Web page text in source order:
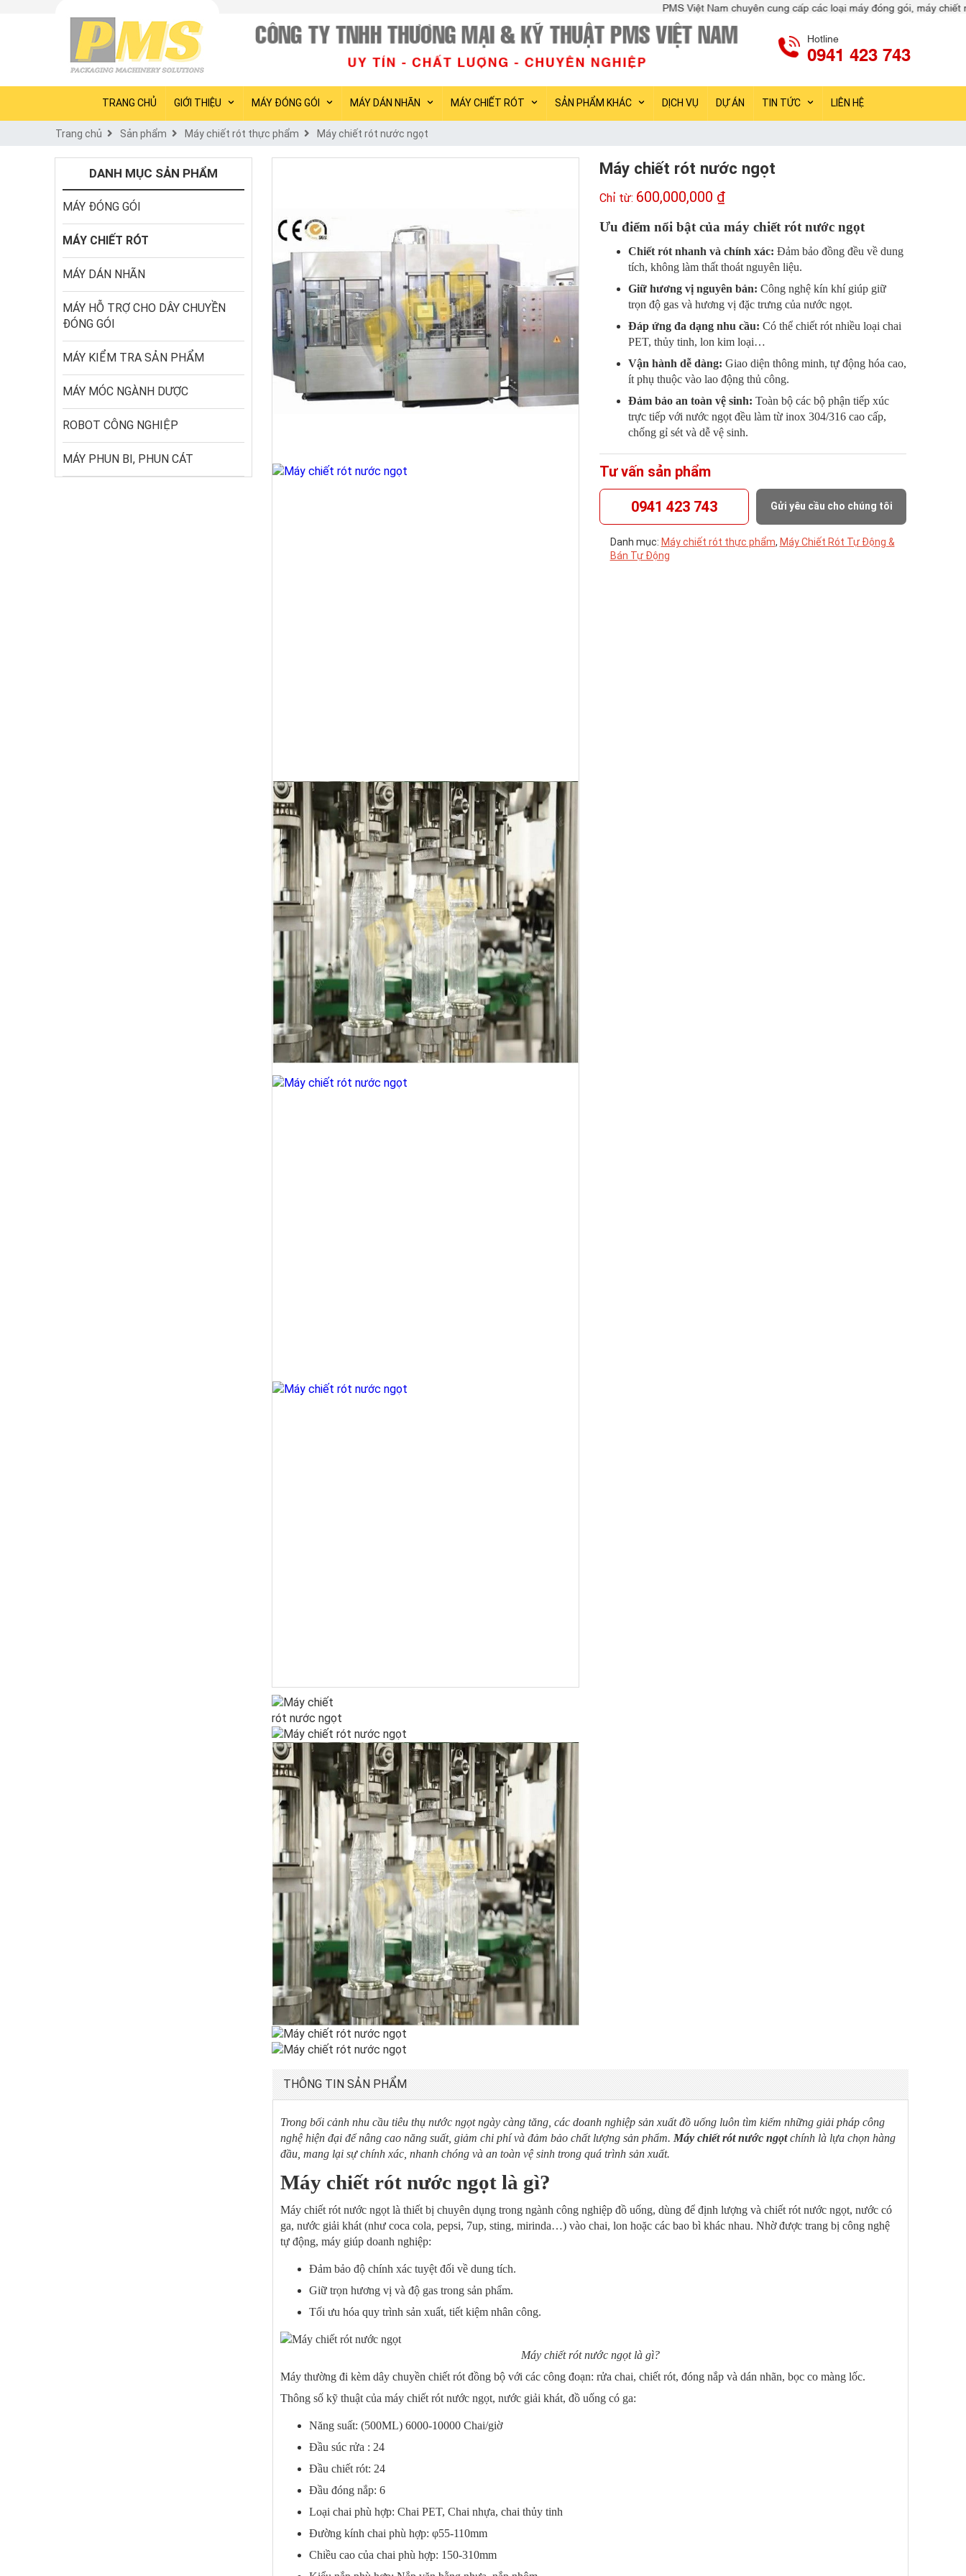
PMS Việt Nam chuyên cung cấp các loại máy đóng gói, máy chiết rót, máy dán nhãn,
Hotline
0941 423 743
TRANG CHỦ GIỚI THIỆU MÁY ĐÓNG GÓI MÁY DÁN NHÃN MÁY CHIẾT RÓT SẢN PHẨM KHÁC DỊCH VỤ DỰ ÁN TIN TỨC LIÊN HỆ
Trang chủ Sản phẩm Máy chiết rót thực phẩm Máy chiết rót nước ngọt
DANH MỤC SẢN PHẨM
MÁY ĐÓNG GÓI
MÁY CHIẾT RÓT
MÁY DÁN NHÃN
MÁY HỖ TRỢ CHO DÂY CHUYỀN
ĐÓNG GÓI
MÁY KIỂM TRA SẢN PHẨM
MÁY MÓC NGÀNH DƯỢC
ROBOT CÔNG NGHIỆP
MÁY PHUN BI, PHUN CÁT
Máy chiết rót nước ngọt
600,000,000 ₫
Ưu điểm nổi bật của máy chiết rót nước ngọt
Chiết rót nhanh và chính xác: Đảm bảo đồng đều về dung
tích, không làm thất thoát nguyên liệu.
Giữ hương vị nguyên bản: Công nghệ kín khí giúp giữ
trọn độ gas và hương vị đặc trưng của nước ngọt.
Đáp ứng đa dạng nhu cầu: Có thể chiết rót nhiều loại chai
PET, thủy tinh, lon kim loại…
Vận hành dễ dàng: Giao diện thông minh, tự động hóa cao,
ít phụ thuộc vào lao động thủ công.
Đảm bảo an toàn vệ sinh: Toàn bộ các bộ phận tiếp xúc
trực tiếp với nước ngọt đều làm từ inox 304/316 cao cấp,
chống gỉ sét và dễ vệ sinh.
Tư vấn sản phẩm
0941 423 743 Gửi yêu cầu cho chúng tôi
Danh mục: Máy chiết rót thực phẩm, Máy Chiết Rót Tự Động &
Bán Tự Động
THÔNG TIN SẢN PHẨM
Trong bối cảnh nhu cầu tiêu thụ nước ngọt ngày càng tăng, các doanh nghiệp sản xuất đồ uống luôn tìm kiếm những giải pháp công
nghệ hiện đại để nâng cao năng suất, giảm chi phí và đảm bảo chất lượng sản phẩm. Máy chiết rót nước ngọtchính là lựa chọn hàng
đầu, mang lại sự chính xác, nhanh chóng và an toàn vệ sinh trong quá trình sản xuất.
Máy chiết rót nước ngọt là gì?
Máy chiết rót nước ngọt là thiết bị chuyên dụng trong ngành công nghiệp đồ uống, dùng để định lượng và chiết rót nước ngọt, nước có
ga, nước giải khát (như coca cola, pepsi, 7up, sting, mirinda…) vào chai, lon hoặc các bao bì khác nhau. Nhờ được trang bị công nghệ
tự động, máy giúp doanh nghiệp:
Đảm bảo độ chính xác tuyệt đối về dung tích.
Giữ trọn hương vị và độ gas trong sản phẩm.
Tối ưu hóa quy trình sản xuất, tiết kiệm nhân công.
Máy chiết rót nước ngọt là gì?
Máy thường đi kèm dây chuyền chiết rót đồng bộ với các công đoạn: rửa chai, chiết rót, đóng nắp và dán nhãn, bọc co màng lốc.
Thông số kỹ thuật của máy chiết rót nước ngọt, nước giải khát, đồ uống có ga:
Năng suất: (500ML) 6000-10000 Chai/giờ
Đầu súc rửa : 24
Đầu chiết rót: 24
Đầu đóng nắp: 6
Loại chai phù hợp: Chai PET, Chai nhựa, chai thủy tinh
Đường kính chai phù hợp: φ55-110mm
Chiều cao của chai phù hợp: 150-310mm